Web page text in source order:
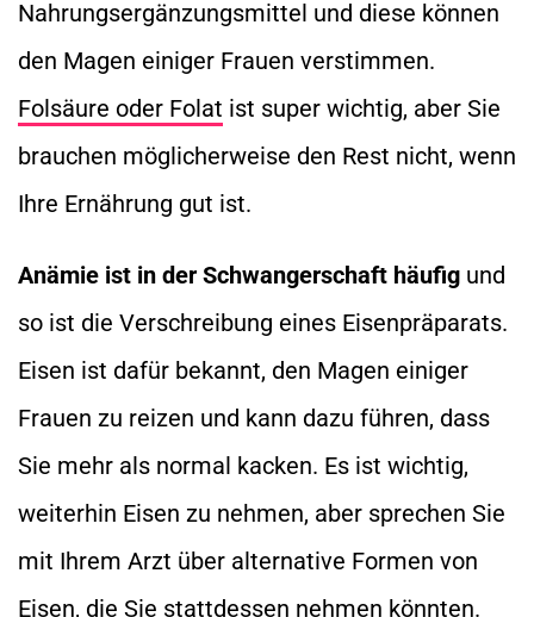
Nahrungsergänzungsmittel und diese können
den Magen einiger Frauen verstimmen.
Folsäure oder Folat ist super wichtig, aber Sie
brauchen möglicherweise den Rest nicht, wenn
Ihre Ernährung gut ist.
Anämie ist in der Schwangerschaft häufig und
so ist die Verschreibung eines Eisenpräparats.
Eisen ist dafür bekannt, den Magen einiger
Frauen zu reizen und kann dazu führen, dass
Sie mehr als normal kacken. Es ist wichtig,
weiterhin Eisen zu nehmen, aber sprechen Sie
mit Ihrem Arzt über alternative Formen von
Eisen, die Sie stattdessen nehmen könnten.